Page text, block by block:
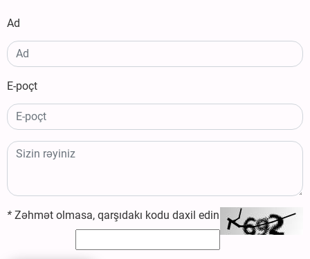
Ad
E-poçt
* Zəhmət olmasa, qarşıdakı kodu daxil edin